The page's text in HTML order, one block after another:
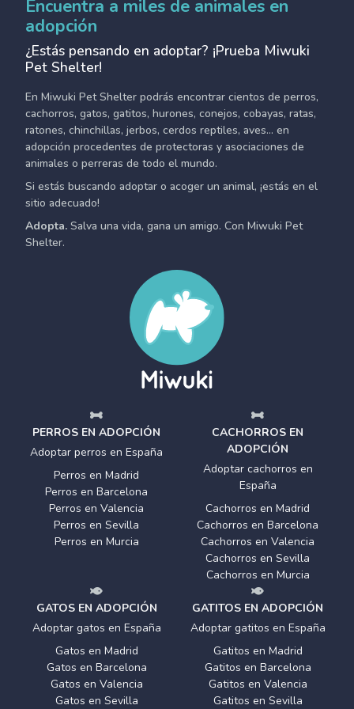
Encuentra a miles de animales en
adopción
¿Estás pensando en adoptar? ¡Prueba Miwuki
Pet Shelter!
En Miwuki Pet Shelter podrás encontrar cientos de perros,
cachorros, gatos, gatitos, hurones, conejos, cobayas, ratas,
ratones, chinchillas, jerbos, cerdos reptiles, aves... en
adopción procedentes de protectoras y asociaciones de
animales o perreras de todo el mundo.
Si estás buscando adoptar o acoger un animal, ¡estás en el
sitio adecuado!
Adopta. Salva una vida, gana un amigo. Con Miwuki Pet
Shelter.
PERROS EN ADOPCIÓN
Adoptar perros en España
Perros en Madrid
Perros en Barcelona
Perros en Valencia
Perros en Sevilla
Perros en Murcia
CACHORROS EN
ADOPCIÓN
Adoptar cachorros en
España
Cachorros en Madrid
Cachorros en Barcelona
Cachorros en Valencia
Cachorros en Sevilla
Cachorros en Murcia
GATOS EN ADOPCIÓN
Adoptar gatos en España
Gatos en Madrid
Gatos en Barcelona
Gatos en Valencia
Gatos en Sevilla
GATITOS EN ADOPCIÓN
Adoptar gatitos en España
Gatitos en Madrid
Gatitos en Barcelona
Gatitos en Valencia
Gatitos en Sevilla